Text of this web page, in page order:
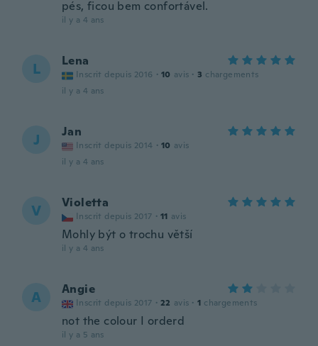
pés, ficou bem confortável.
il y a 4 ans
L Lena
Inscrit depuis 2016 · 10 avis · 3 chargements
il y a 4 ans
J Jan
Inscrit depuis 2014 · 10 avis
il y a 4 ans
V Violetta
Inscrit depuis 2017 · 11 avis
Mohly být o trochu větší
il y a 4 ans
A Angie
Inscrit depuis 2017 · 22 avis · 1 chargements
not the colour I orderd
il y a 5 ans